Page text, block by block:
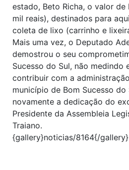
estado, Beto Richa, o valor
mil reais), destinados para
coleta de lixo (carrinho e
Mais uma vez, o Deputado
demostrou o seu
Sucesso do Sul, não medindo
contribuir com a
município de Bom Sucesso do
novamente a dedicação do
Presidente da Assembleia
Traiano.
{gallery}noticias/8164{/gallery}